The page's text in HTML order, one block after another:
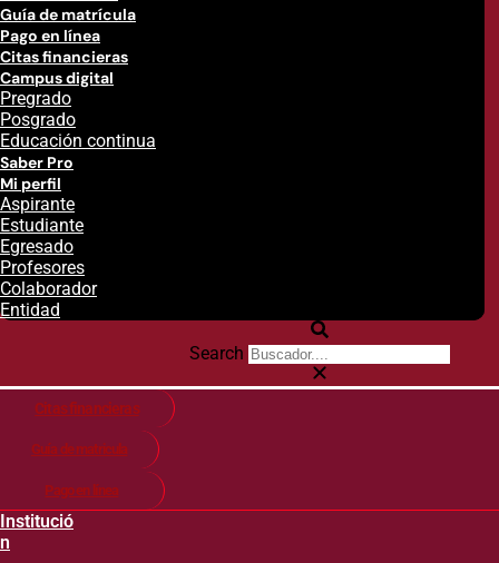
Guía de matrícula
Pago en línea
Citas financieras
Campus digital
Pregrado
Posgrado
Educación continua
Saber Pro
Mi perfil
Aspirante
Estudiante
Egresado
Profesores
Colaborador
Entidad
Search
Citas financieras
Guía de matricula
Pago en línea
Institució
n